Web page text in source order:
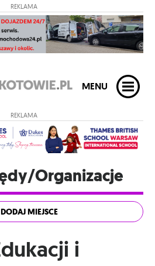
REKLAMA
MENU
REKLAMA
Organizacje
DODAJ MIEJSCE
i